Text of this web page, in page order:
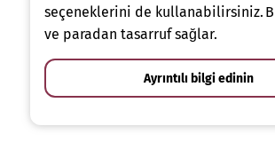
seçeneklerini de kullanabilirsiniz.
ve paradan tasarruf sağlar.
Ayrıntılı bilgi edinin